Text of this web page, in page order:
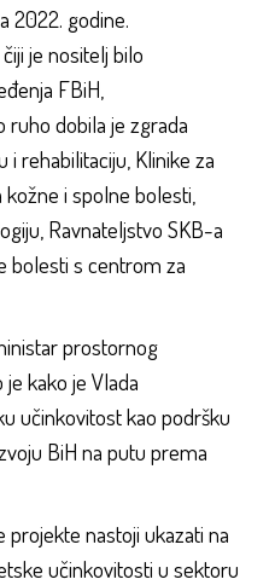
2022. godine.
je nositelj bilo
FBiH,
dobila je zgrada
rehabilitaciju, Klinike za
i spolne bolesti,
Ravnateljstvo SKB-a
bolesti s centrom za
prostornog
kako je Vlada
učinkovitost kao podršku
BiH na putu prema
projekte nastoji ukazati na
učinkovitosti u sektoru